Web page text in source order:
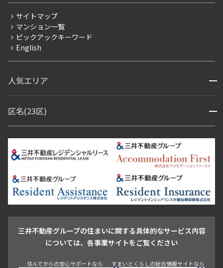
賃料改定
フリーレント
ペット可
ブランドマンション
サイトマップ
マンション一覧
ピックアックキーワード
English
人気エリア 開閉
青山・表参道・原宿
市ヶ谷・神楽坂・飯田橋
三田・芝・浜松町
芝浦・汐留・品川
月島・勝どき・豊洲
本郷・春日・小石川
目白・高田馬場・早稲田
池尻大橋・三軒茶屋
祐天寺・学芸大学・自由が丘
駒沢・用賀・二子玉川
成城・砧
池袋・板橋・王子
青山 渋谷 東京・大手町 新宿 品川
目黒・中目黒
区名(23区) 開閉
江東区 台東区 墨田区
中野区
豊島区
杉並区 板橋区 練馬区 荒川区
足立区
葛飾区
江戸川区
三井不動産グループの住まいに関する具体的なサービス内容
については、各事業サイトをご覧ください
住んでからの安心サポートなら すまいとくらしの総合情報サイトなら